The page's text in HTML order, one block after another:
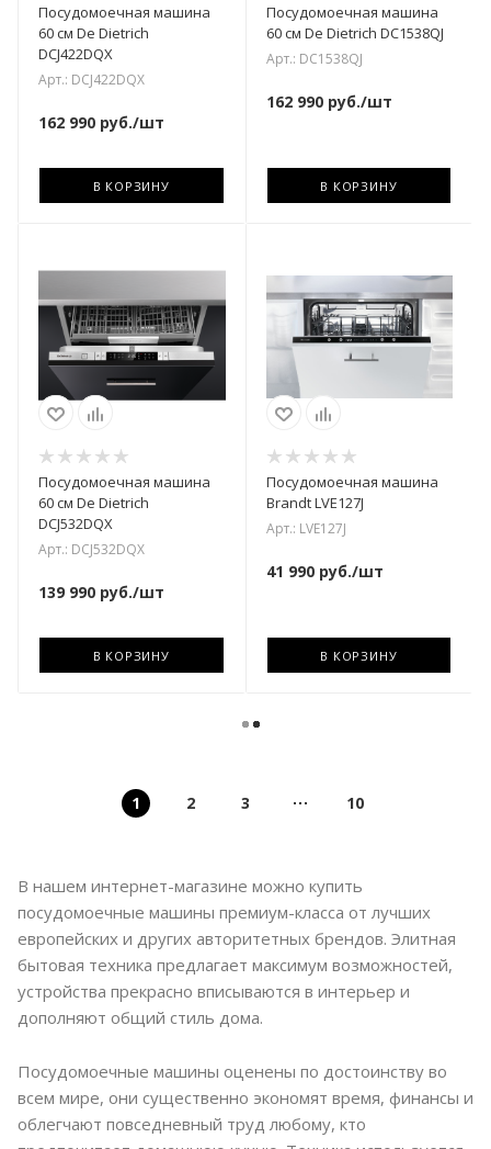
Посудомоечная машина
60 см De Dietrich
DCJ422DQX
Арт.: DCJ422DQX
162 990 руб./шт
В КОРЗИНУ
Посудомоечная машина
60 см De Dietrich DC1538QJ
Арт.: DC1538QJ
162 990руб./шт
В КОРЗИНУ
Посудомоечная машина
60 см De Dietrich
DCJ532DQX
Арт.: DCJ532DQX
139 990 руб./шт
В КОРЗИНУ
Посудомоечная машина
Brandt LVE127J
Арт.: LVE127J
41 990руб./шт
В КОРЗИНУ
1 2 3 10
В нашем интернет-магазине можно купить
посудомоечные машины премиум-класса от лучших
европейских и других авторитетных брендов. Элитная
бытовая техника предлагает максимум возможностей,
устройства прекрасно вписываются в интерьер и
дополняют общий стиль дома.
Посудомоечные машины оценены по достоинству во
всем мире, они существенно экономят время, финансы и
облегчают повседневный труд любому, кто